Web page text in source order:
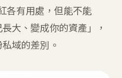
各有用處，但能不能
大、變成你的資產」，
域的差別。